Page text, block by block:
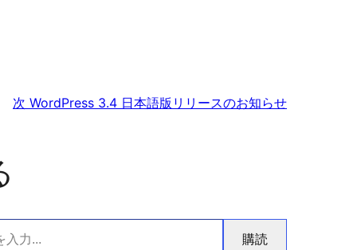
次 WordPress 3.4 日本語版リリースのお知らせ
購読